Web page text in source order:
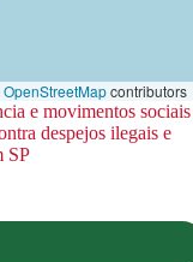
OpenStreetMapcontributors
e movimentos sociais
despejos ilegais e
SP